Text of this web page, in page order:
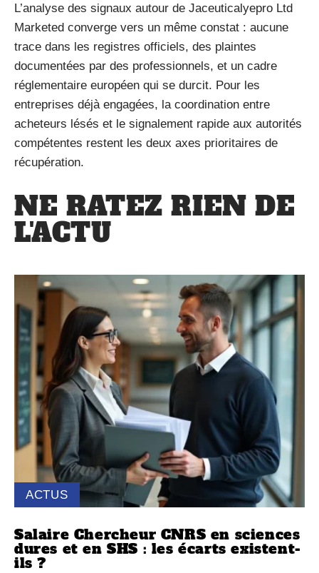
L’analyse des signaux autour de Jaceuticalyepro Ltd
Marketed converge vers un même constat : aucune
trace dans les registres officiels, des plaintes
documentées par des professionnels, et un cadre
réglementaire européen qui se durcit. Pour les
entreprises déjà engagées, la coordination entre
acheteurs lésés et le signalement rapide aux autorités
compétentes restent les deux axes prioritaires de
récupération.
NE RATEZ RIEN DE
L'ACTU
ACTUS
Salaire Chercheur CNRS en sciences
dures et en SHS : les écarts existent-
ils ?